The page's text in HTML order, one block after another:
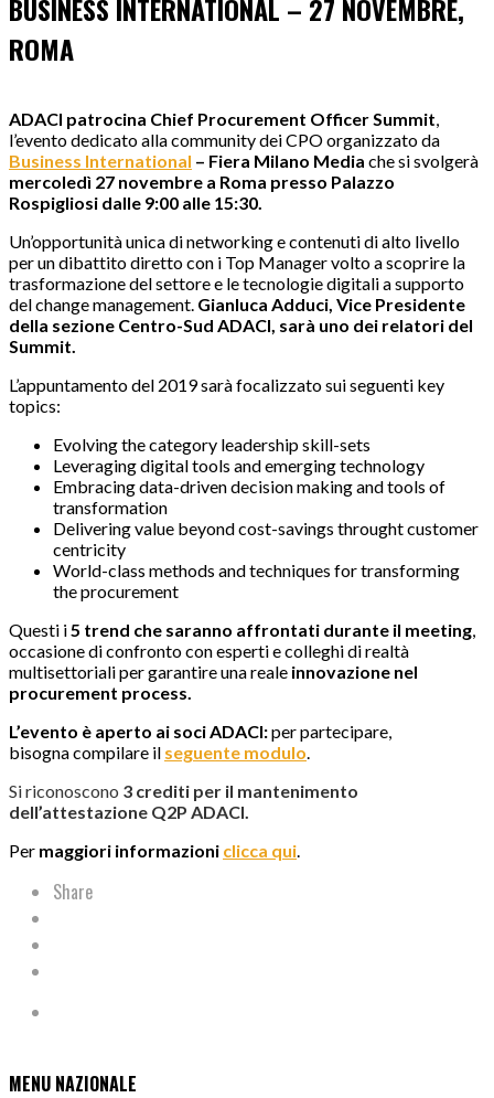
BUSINESS INTERNATIONAL – 27 NOVEMBRE,
ROMA
ADACI patrocina Chief Procurement Officer Summit,
l’evento dedicato alla community dei CPO organizzato da
Business International – Fiera Milano Media che si svolgerà
mercoledì 27 novembre a Roma presso Palazzo
Rospigliosi dalle 9:00 alle 15:30.
Un’opportunità unica di networking e contenuti di alto livello
per un dibattito diretto con i Top Manager volto a scoprire la
trasformazione del settore e le tecnologie digitali a supporto
del change management. Gianluca Adduci, Vice Presidente
della sezione Centro-Sud ADACI, sarà uno dei relatori del
Summit.
L’appuntamento del 2019 sarà focalizzato sui seguenti key
topics:
Evolving the category leadership skill-sets
Leveraging digital tools and emerging technology
Embracing data-driven decision making and tools of
transformation
Delivering value beyond cost-savings throught customer
centricity
World-class methods and techniques for transforming
the procurement
Questi i5 trend che saranno affrontati durante il meeting,
occasione di confronto con esperti e colleghi di realtà
multisettoriali per garantire una reale innovazione nel
procurement process.
L’evento è aperto ai soci ADACI:per partecipare,
bisogna compilare il seguente modulo.
Si riconoscono 3 crediti per il mantenimento
dell’attestazione Q2P ADACI.
Per maggiori informazioni clicca qui.
Share
MENU NAZIONALE